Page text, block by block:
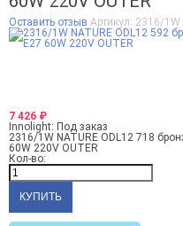
Оставить отзыв Артикул: 2316/1W
7 426 ₽
Innolight: Под заказ
2316/1W NATURE ODL12 718
60W 220V OUTER
Кол-во: